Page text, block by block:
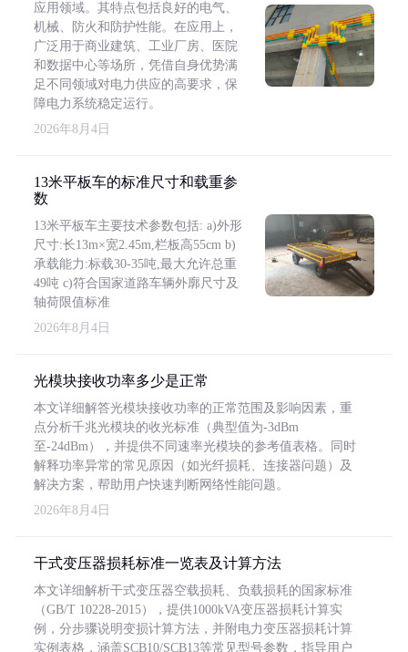
应用领域。其特点包括良好的电气、
机械、防火和防护性能。在应用上，
广泛用于商业建筑、工业厂房、医院
和数据中心等场所，凭借自身优势满
足不同领域对电力供应的高要求，保
障电力系统稳定运行。
2026年8月4日
13米平板车的标准尺寸和载重参
数
13米平板车主要技术参数包括: a)外形
尺寸:长13m×宽2.45m,栏板高55cm b)
承载能力:标载30-35吨,最大允许总重
49吨 c)符合国家道路车辆外廓尺寸及
轴荷限值标准
2026年8月4日
光模块接收功率多少是正常
本文详细解答光模块接收功率的正常范围及影响因素，重
点分析千兆光模块的收光标准（典型值为-3dBm
至-24dBm），并提供不同速率光模块的参考值表格。同时
解释功率异常的常见原因（如光纤损耗、连接器问题）及
解决方案，帮助用户快速判断网络性能问题。
2026年8月4日
干式变压器损耗标准一览表及计算方法
本文详细解析干式变压器空载损耗、负载损耗的国家标准
（GB/T 10228-2015），提供1000kVA变压器损耗计算实
例，分步骤说明变损计算方法，并附电力变压器损耗计算
实例表格，涵盖SCB10/SCB13等常见型号参数，指导用户